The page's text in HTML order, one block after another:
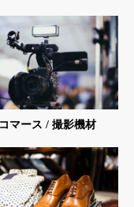
マース / 撮影機材